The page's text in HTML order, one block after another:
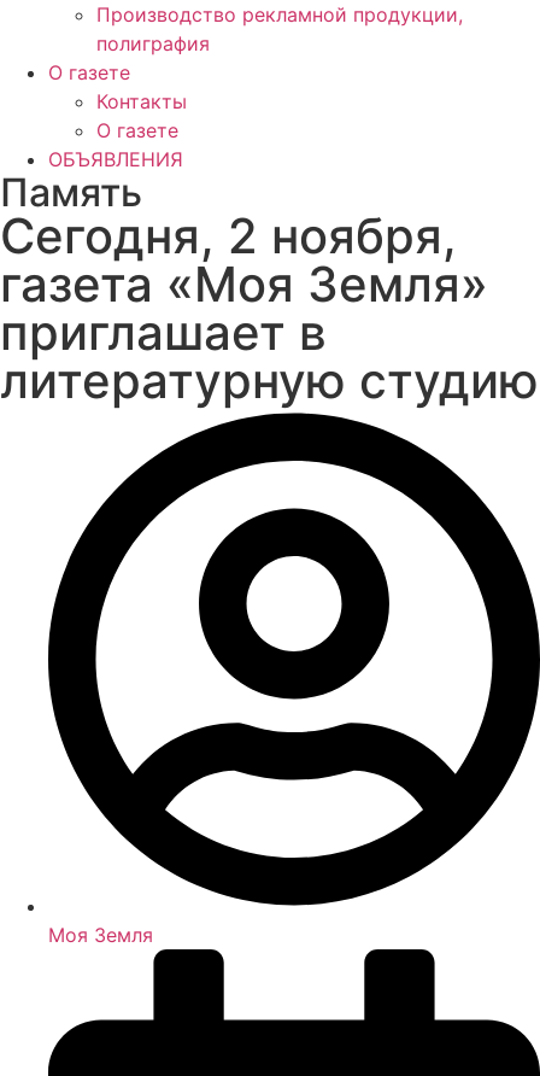
Производство рекламной продукции,
полиграфия
О газете
Контакты
О газете
ОБЪЯВЛЕНИЯ
Память
Сегодня, 2 ноября,
газета «Моя Земля»
приглашает в
литературную студию
Моя Земля